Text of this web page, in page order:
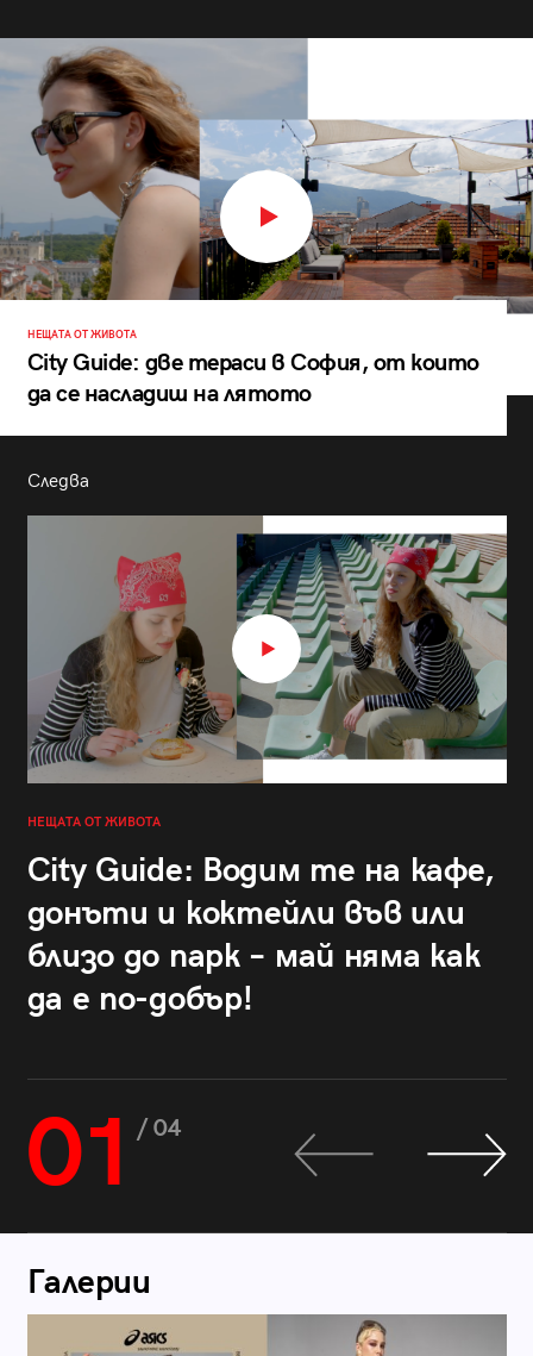
НЕЩАТА ОТ ЖИВОТА
City Guide: две тераси в София, от които
да се насладиш на лятото
Следва
НЕЩАТА ОТ ЖИВОТА
City Guide: Водим те на кафе,
донъти и коктейли във или
близо до парк – май няма как
да е по-добър!
01 / 04
Галерии